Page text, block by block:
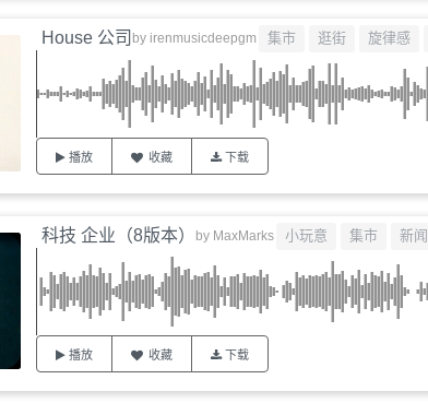
House 公司 by irenmusicdeepgm 集市 逛街 旋律感
播放 收藏 下载
科技 企业（8版本） by MaxMarks 小玩意 集市 新闻
播放 收藏 下载